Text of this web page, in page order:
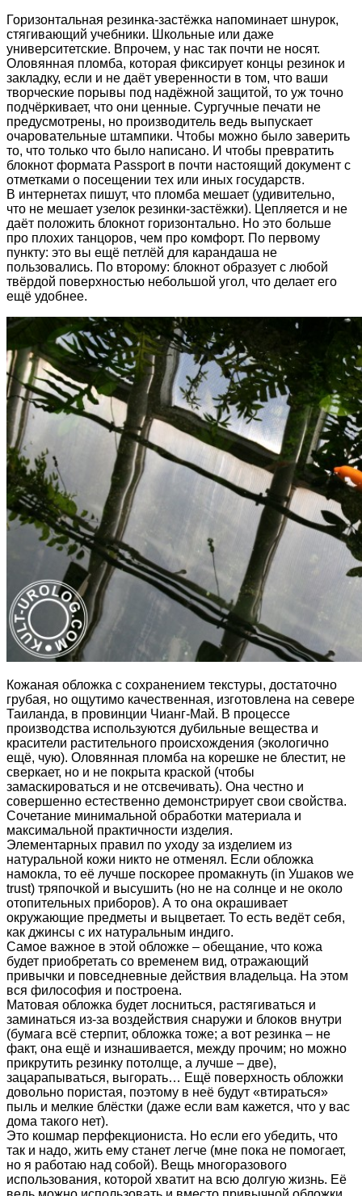
Горизонтальная резинка-застёжка напоминает шнурок,
стягивающий учебники. Школьные или даже
университетские. Впрочем, у нас так почти не носят.
Оловянная пломба, которая фиксирует концы резинок и
закладку, если и не даёт уверенности в том, что ваши
творческие порывы под надёжной защитой, то уж точно
подчёркивает, что они ценные. Сургучные печати не
предусмотрены, но производитель ведь выпускает
очаровательные штампики. Чтобы можно было заверить
то, что только что было написано. И чтобы превратить
блокнот формата Passport в почти настоящий документ с
отметками о посещении тех или иных государств.
В интернетах пишут, что пломба мешает (удивительно,
что не мешает узелок резинки-застёжки). Цепляется и не
даёт положить блокнот горизонтально. Но это больше
про плохих танцоров, чем про комфорт. По первому
пункту: это вы ещё петлёй для карандаша не
пользовались. По второму: блокнот образует с любой
твёрдой поверхностью небольшой угол, что делает его
ещё удобнее.
Кожаная обложка с сохранением текстуры, достаточно
грубая, но ощутимо качественная, изготовлена на севере
Таиланда, в провинции Чианг-Май. В процессе
производства используются дубильные вещества и
красители растительного происхождения (экологично
ещё, чую). Оловянная пломба на корешке не блестит, не
сверкает, но и не покрыта краской (чтобы
замаскироваться и не отсвечивать). Она честно и
совершенно естественно демонстрирует свои свойства.
Сочетание минимальной обработки материала и
максимальной практичности изделия.
Элементарных правил по уходу за изделием из
натуральной кожи никто не отменял. Если обложка
намокла, то её лучше поскорее промакнуть (in Ушаков we
trust) тряпочкой и высушить (но не на солнце и не около
отопительных приборов). А то она окрашивает
окружающие предметы и выцветает. То есть ведёт себя,
как джинсы с их натуральным индиго.
Самое важное в этой обложке – обещание, что кожа
будет приобретать со временем вид, отражающий
привычки и повседневные действия владельца. На этом
вся философия и построена.
Матовая обложка будет лосниться, растягиваться и
заминаться из-за воздействия снаружи и блоков внутри
(бумага всё стерпит, обложка тоже; а вот резинка – не
факт, она ещё и изнашивается, между прочим; но можно
прикрутить резинку потолще, а лучше – две),
зацарапываться, выгорать… Ещё поверхность обложки
довольно пористая, поэтому в неё будут «втираться»
пыль и мелкие блёстки (даже если вам кажется, что у вас
дома такого нет).
Это кошмар перфекциониста. Но если его убедить, что
так и надо, жить ему станет легче (мне пока не помогает,
но я работаю над собой). Вещь многоразового
использования, которой хватит на всю долгую жизнь. Её